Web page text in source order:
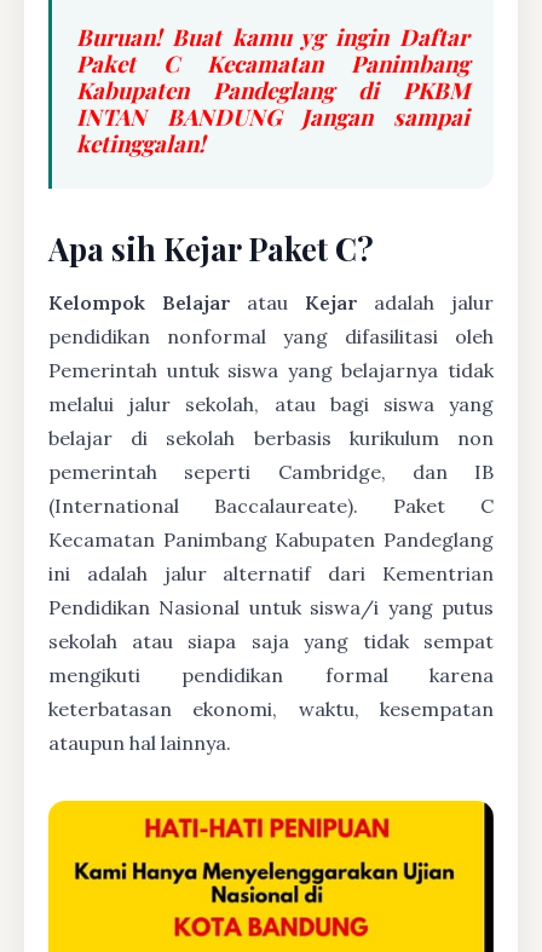
Buruan! Buat kamu yg ingin Daftar
Paket C Kecamatan Panimbang
Kabupaten Pandeglang di PKBM
INTAN BANDUNG Jangan sampai
ketinggalan!
Apa sih Kejar Paket C?
Kelompok Belajar atau Kejar adalah jalur
pendidikan nonformal yang difasilitasi oleh
Pemerintah untuk siswa yang belajarnya tidak
melalui jalur sekolah, atau bagi siswa yang
belajar di sekolah berbasis kurikulum non
pemerintah seperti Cambridge, dan IB
(International Baccalaureate). Paket C
Kecamatan Panimbang Kabupaten Pandeglang
ini adalah jalur alternatif dari Kementrian
Pendidikan Nasional untuk siswa/i yang putus
sekolah atau siapa saja yang tidak sempat
mengikuti pendidikan formal karena
keterbatasan ekonomi, waktu, kesempatan
ataupun hal lainnya.